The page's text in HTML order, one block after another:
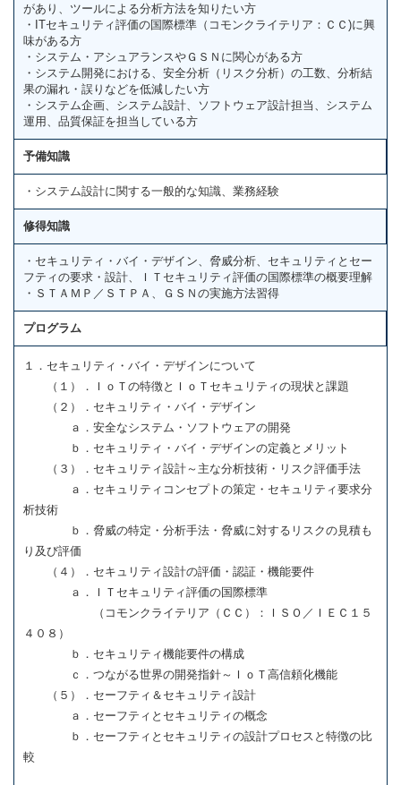
があり、ツールによる分析方法を知りたい方
・ITセキュリティ評価の国際標準（コモンクライテリア：ＣＣ)に興
味がある方
・システム・アシュアランスやＧＳＮに関心がある方
・システム開発における、安全分析（リスク分析）の工数、分析結
果の漏れ・誤りなどを低減したい方
・システム企画、システム設計、ソフトウェア設計担当、システム
運用、品質保証を担当している方
予備知識
・システム設計に関する一般的な知識、業務経験
修得知識
・セキュリティ・バイ・デザイン、脅威分析、セキュリティとセー
フティの要求・設計、ＩＴセキュリティ評価の国際標準の概要理解
・ＳＴＡＭＰ／ＳＴＰＡ、ＧＳＮの実施方法習得
プログラム
１．セキュリティ・バイ・デザインについて
（１）．ＩｏＴの特徴とＩｏＴセキュリティの現状と課題
（２）．セキュリティ・バイ・デザイン
ａ．安全なシステム・ソフトウェアの開発
ｂ．セキュリティ・バイ・デザインの定義とメリット
（３）．セキュリティ設計～主な分析技術・リスク評価手法
ａ．セキュリティコンセプトの策定・セキュリティ要求分
析技術
ｂ．脅威の特定・分析手法・脅威に対するリスクの見積も
り及び評価
（４）．セキュリティ設計の評価・認証・機能要件
ａ．ＩＴセキュリティ評価の国際標準
（コモンクライテリア（ＣＣ）：ＩＳＯ／ＩＥＣ１５
４０８）
ｂ．セキュリティ機能要件の構成
ｃ．つながる世界の開発指針～ＩｏＴ高信頼化機能
（５）．セーフティ＆セキュリティ設計
ａ．セーフティとセキュリティの概念
ｂ．セーフティとセキュリティの設計プロセスと特徴の比
較